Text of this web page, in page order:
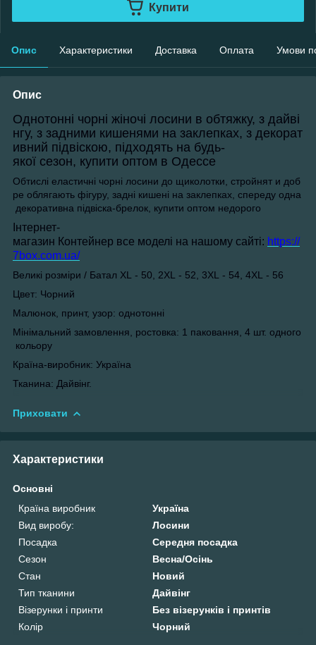
Купити
Опис Характеристики Доставка Оплата Умови
Опис
Однотонні чорні жіночі лосини в обтяжку, з дайві
нгу, з задними кишенями на заклепках, з декорат
ивний підвіскою, підходять на будь-
якої сезон, купити оптом в Одессе
Обтислі еластичні чорні лосини до щиколотки, стройнят и доб
ре облягають фігуру, задні кишені на заклепках, спереду одна
декоративна підвіска-брелок, купити оптом недорого
Інтернет-
магазин Контейнер все моделі на нашому сайті: https://
7box.com.ua/
Великі розміри / Батал XL - 50, 2XL - 52, 3XL - 54, 4XL - 56
Цвет: Чорний
Малюнок, принт, узор: однотонні
Мінімальний замовлення, ростовка: 1 паковання, 4 шт. одного
кольору
Країна-виробник: Україна
Тканина: Дайвінг.
Приховати
Характеристики
Основні
Країна виробник
Україна
Вид виробу:
Лосини
Посадка
Середня посадка
Сезон
Весна/Осінь
Стан
Новий
Тип тканини
Дайвінг
Візерунки і принти
Без візерунків і принтів
Колір
Чорний